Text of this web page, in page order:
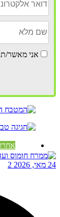
אני מאשר/ת
24 מאי, 2026 2